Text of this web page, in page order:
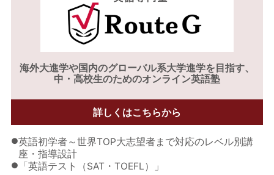
海外大進学や国内のグローバル系大学進学を目指す、
中・高校生のためのオンライン英語塾
詳しくはこちらから
●英語初学者～世界TOP大志望者まで対応のレベル別講
座・指導設計
● 「英語テスト（SAT・TOEFL）」